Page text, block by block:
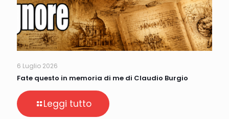
6 Luglio 2026
Fate questo in memoria di me di Claudio Burgio
Leggi tutto